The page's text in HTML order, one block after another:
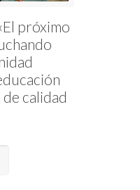
próximo
calidad